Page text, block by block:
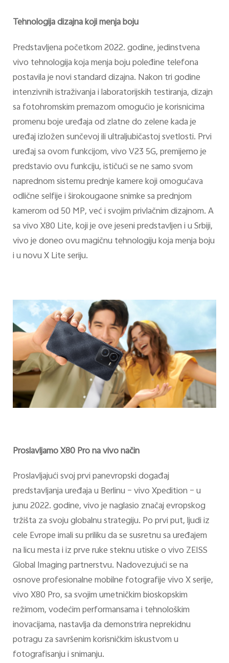
Tehnologija dizajna koji menja boju
Predstavljena početkom 2022. godine, jedinstvena
vivo tehnologija koja menja boju poleđine telefona
postavila je novi standard dizajna. Nakon tri godine
intenzivnih istraživanja i laboratorijskih testiranja, dizajn
sa fotohromskim premazom omogućio je korisnicima
promenu boje uređaja od zlatne do zelene kada je
uređaj izložen sunčevoj ili ultraljubičastoj svetlosti. Prvi
uređaj sa ovom funkcijom, vivo V23 5G, premijerno je
predstavio ovu funkciju, ističući se ne samo svom
naprednom sistemu prednje kamere koji omogućava
odlične selfije i širokougaone snimke sa prednjom
kamerom od 50 MP, već i svojim privlačnim dizajnom. A
sa vivo X80 Lite, koji je ove jeseni predstavljen i u Srbiji,
vivo je doneo ovu magičnu tehnologiju koja menja boju
i u novu X Lite seriju.
Proslavljamo X80 Pro na vivo način
Proslavljajući svoj prvi panevropski događaj
predstavljanja uređaja u Berlinu – vivo Xpedition – u
junu 2022. godine, vivo je naglasio značaj evropskog
tržišta za svoju globalnu strategiju. Po prvi put, ljudi iz
cele Evrope imali su priliku da se susretnu sa uređajem
na licu mesta i iz prve ruke steknu utiske o vivo ZEISS
Global Imaging partnerstvu. Nadovezujući se na
osnove profesionalne mobilne fotografije vivo X serije,
vivo X80 Pro, sa svojim umetničkim bioskopskim
režimom, vodećim performansama i tehnološkim
inovacijama, nastavlja da demonstrira neprekidnu
potragu za savršenim korisničkim iskustvom u
fotografisanju i snimanju.